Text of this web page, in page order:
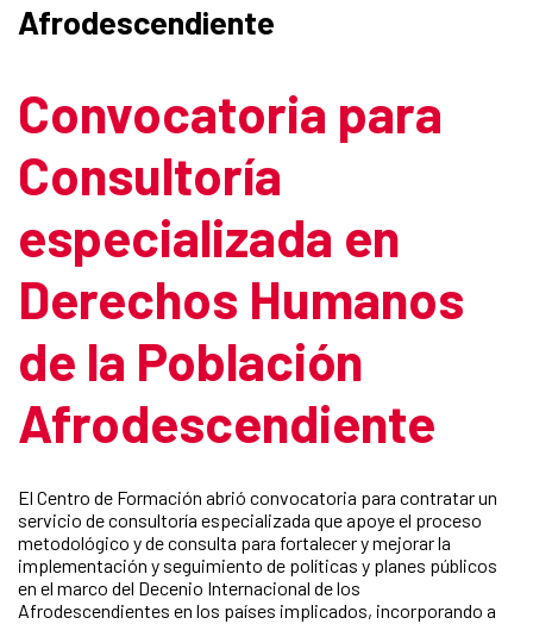
Afrodescendiente
Convocatoria para
Consultoría
especializada en
Derechos Humanos
de la Población
Afrodescendiente
El Centro de Formación abrió convocatoria para contratar un
servicio de consultoría especializada que apoye el proceso
metodológico y de consulta para fortalecer y mejorar la
implementación y seguimiento de políticas y planes públicos
en el marco del Decenio Internacional de los
Afrodescendientes en los países implicados, incorporando a